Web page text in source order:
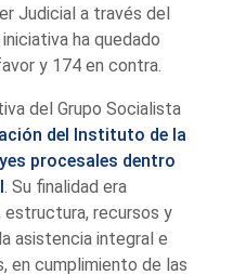
Judicial a través del
iniciativa ha quedado
y 174 en contra.
del Grupo Socialista
del Instituto de la
procesales dentro
. Su finalidad era
estructura, recursos y
asistencia integral e
en cumplimiento de las